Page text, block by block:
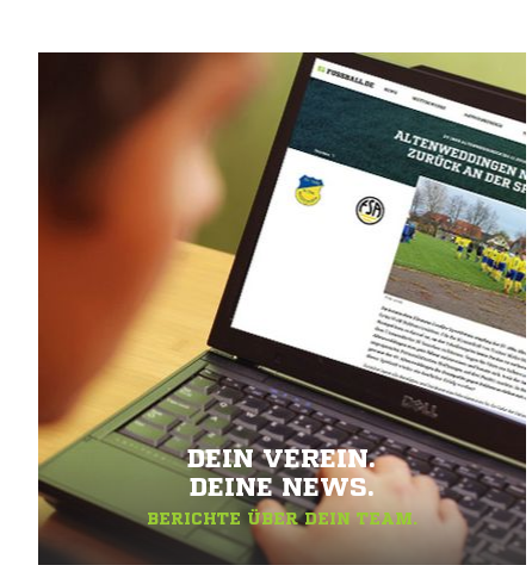
DEIN VEREIN.
DEINE NEWS.
BERICHTE ÜBER DEIN TEAM.